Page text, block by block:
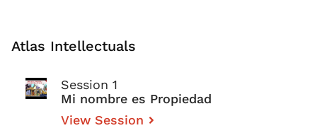
Atlas Intellectuals
Session 1
Mi nombre es Propiedad
View Session